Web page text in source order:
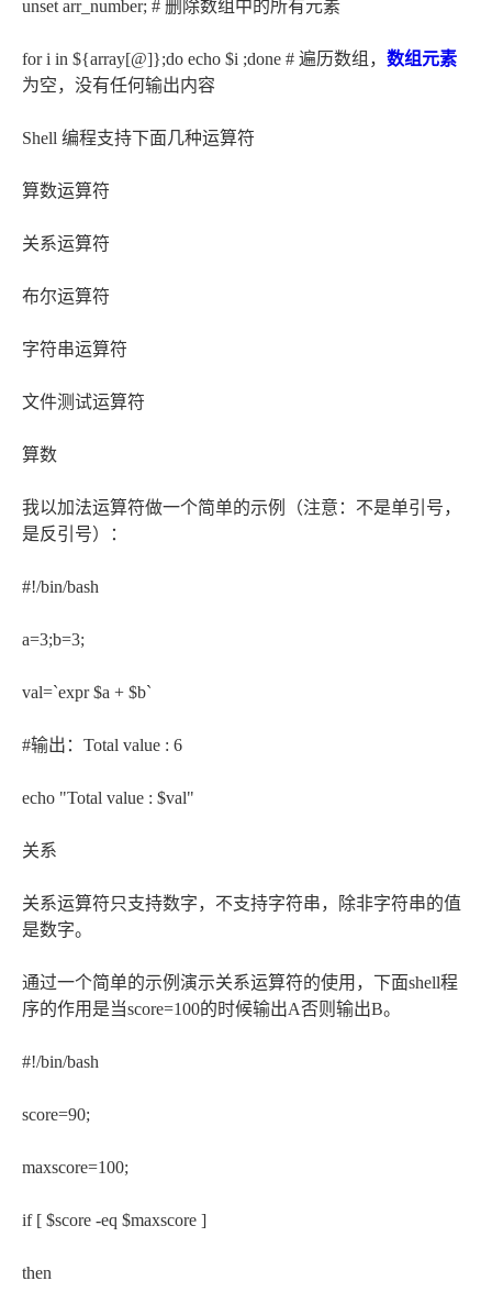
unset arr_number; # 删除数组中的所有元素
for i in ${array[@]};do echo $i ;done # 遍历数组， 数组元素
为空，没有任何输出内容
Shell 编程支持下面几种运算符
算数运算符
关系运算符
布尔运算符
字符串运算符
文件测试运算符
算数
我以加法运算符做一个简单的示例（注意：不是单引号，
是反引号）：
#!/bin/bash
a=3;b=3;
val=`expr $a + $b`
#输出：Total value : 6
echo "Total value : $val"
关系
关系运算符只支持数字，不支持字符串，除非字符串的值
是数字。
通过一个简单的示例演示关系运算符的使用，下面shell程
序的作用是当score=100的时候输出A否则输出B。
#!/bin/bash
score=90;
maxscore=100;
if [ $score -eq $maxscore ]
then